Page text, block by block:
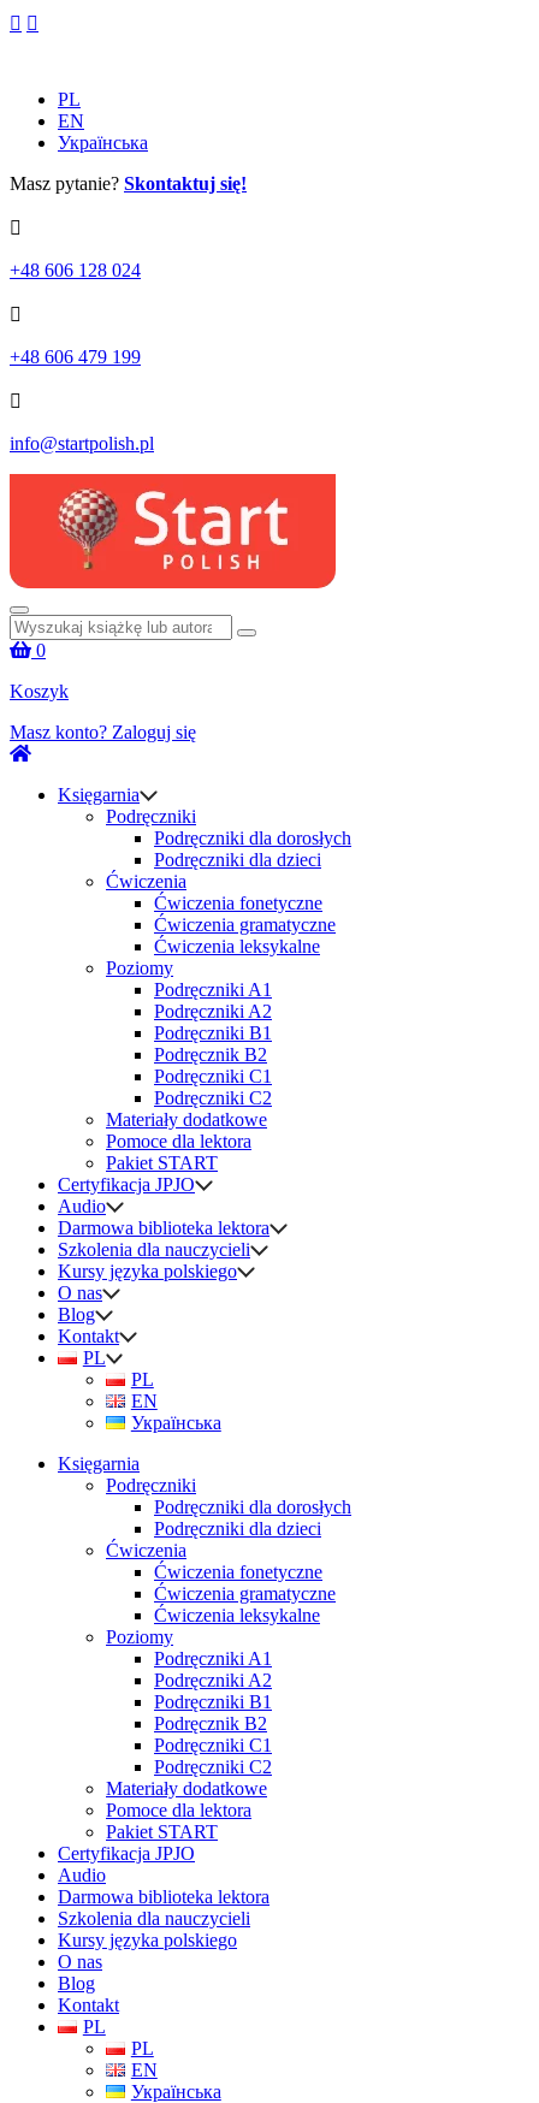
Skip
PL
EN
Українська
Masz pytanie? Skontaktuj się!
+48 606 128 024
+48 606 479 199
info@startpolish.pl
Szukaj:
0
Koszyk
Masz konto? Zaloguj się
Księgarnia
Podręczniki
Podręczniki dla dorosłych
Podręczniki dla dzieci
Ćwiczenia
Ćwiczenia fonetyczne
Ćwiczenia gramatyczne
Ćwiczenia leksykalne
Poziomy
Podręczniki A1
Podręczniki A2
Podręczniki B1
Podręcznik B2
Podręczniki C1
Podręczniki C2
Materiały dodatkowe
Pomoce dla lektora
Pakiet START
Certyfikacja JPJO
Audio
Darmowa biblioteka lektora
Szkolenia dla nauczycieli
Kursy języka polskiego
O nas
Blog
Kontakt
PL
PL
EN
Українська
Księgarnia
Podręczniki
Podręczniki dla dorosłych
Podręczniki dla dzieci
Ćwiczenia
Ćwiczenia fonetyczne
Ćwiczenia gramatyczne
Ćwiczenia leksykalne
Poziomy
Podręczniki A1
Podręczniki A2
Podręczniki B1
Podręcznik B2
Podręczniki C1
Podręczniki C2
Materiały dodatkowe
Pomoce dla lektora
Pakiet START
Certyfikacja JPJO
Audio
Darmowa biblioteka lektora
Szkolenia dla nauczycieli
Kursy języka polskiego
O nas
Blog
Kontakt
PL
PL
EN
Українська